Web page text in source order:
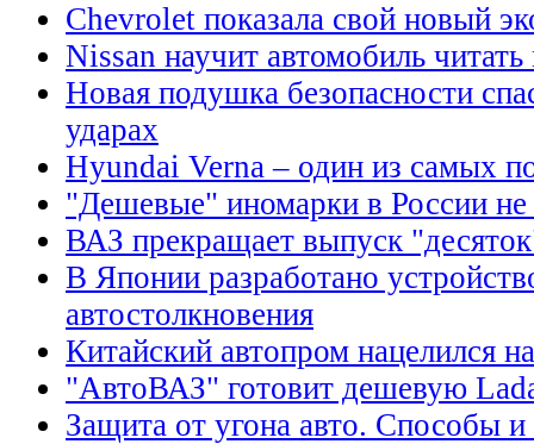
Chevrolet показала свой новый
Nissan научит автомобиль
Новая подушка безопасности
ударах
Hyundai Verna – один из самых
"Дешевые" иномарки в России
ВАЗ прекращает выпуск
В Японии разработано
автостолкновения
Китайский автопром нацелился
"АвтоВАЗ" готовит дешевую
Защита от угона авто. Способы